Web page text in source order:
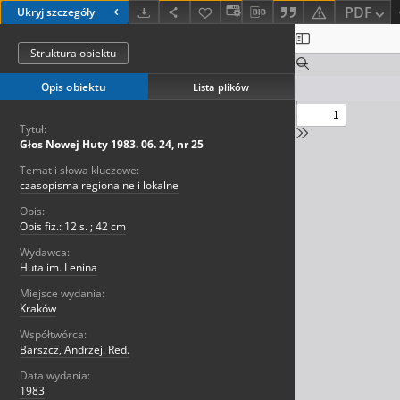
Ukryj szczegóły PDF
Struktura obiektu
Opis obiektu Lista plików
Tytuł:
Głos Nowej Huty 1983. 06. 24, nr 25
Temat i słowa kluczowe:
czasopisma regionalne i lokalne
Opis:
Opis fiz.: 12 s. ; 42 cm
Wydawca:
Huta im. Lenina
Miejsce wydania:
Kraków
Współtwórca:
Barszcz, Andrzej. Red.
Data wydania:
1983